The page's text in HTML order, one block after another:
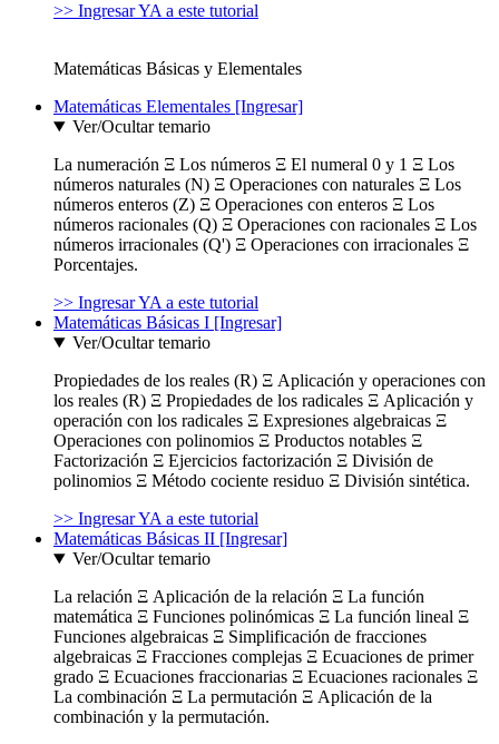
>> Ingresar YA a este tutorial
Matemáticas Básicas y Elementales
Matemáticas Elementales [Ingresar]
Ver/Ocultar temario
La numeración Ξ Los números Ξ El numeral 0 y 1 Ξ Los
números naturales (N) Ξ Operaciones con naturales Ξ Los
números enteros (Z) Ξ Operaciones con enteros Ξ Los
números racionales (Q) Ξ Operaciones con racionales Ξ Los
números irracionales (Q') Ξ Operaciones con irracionales Ξ
Porcentajes.
>> Ingresar YA a este tutorial
Matemáticas Básicas I [Ingresar]
Ver/Ocultar temario
Propiedades de los reales (R) Ξ Aplicación y operaciones con
los reales (R) Ξ Propiedades de los radicales Ξ Aplicación y
operación con los radicales Ξ Expresiones algebraicas Ξ
Operaciones con polinomios Ξ Productos notables Ξ
Factorización Ξ Ejercicios factorización Ξ División de
polinomios Ξ Método cociente residuo Ξ División sintética.
>> Ingresar YA a este tutorial
Matemáticas Básicas II [Ingresar]
Ver/Ocultar temario
La relación Ξ Aplicación de la relación Ξ La función
matemática Ξ Funciones polinómicas Ξ La función lineal Ξ
Funciones algebraicas Ξ Simplificación de fracciones
algebraicas Ξ Fracciones complejas Ξ Ecuaciones de primer
grado Ξ Ecuaciones fraccionarias Ξ Ecuaciones racionales Ξ
La combinación Ξ La permutación Ξ Aplicación de la
combinación y la permutación.